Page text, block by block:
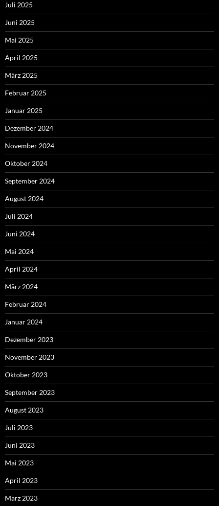
Juli 2025
Juni 2025
Mai 2025
April 2025
März 2025
Februar 2025
Januar 2025
Dezember 2024
November 2024
Oktober 2024
September 2024
August 2024
Juli 2024
Juni 2024
Mai 2024
April 2024
März 2024
Februar 2024
Januar 2024
Dezember 2023
November 2023
Oktober 2023
September 2023
August 2023
Juli 2023
Juni 2023
Mai 2023
April 2023
März 2023